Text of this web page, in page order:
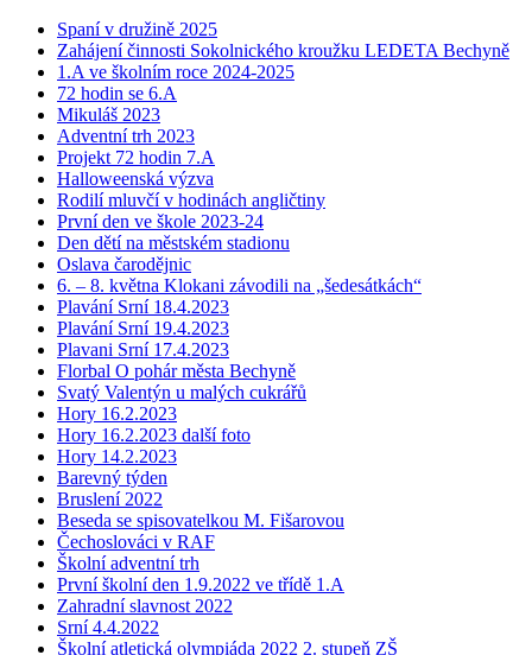
Spaní v družině 2025
Zahájení činnosti Sokolnického kroužku LEDETA Bechyně
1.A ve školním roce 2024-2025
72 hodin se 6.A
Mikuláš 2023
Adventní trh 2023
Projekt 72 hodin 7.A
Halloweenská výzva
Rodilí mluvčí v hodinách angličtiny
První den ve škole 2023-24
Den dětí na městském stadionu
Oslava čarodějnic
6. – 8. května Klokani závodili na „šedesátkách“
Plavání Srní 18.4.2023
Plavání Srní 19.4.2023
Plavani Srní 17.4.2023
Florbal O pohár města Bechyně
Svatý Valentýn u malých cukrářů
Hory 16.2.2023
Hory 16.2.2023 další foto
Hory 14.2.2023
Barevný týden
Bruslení 2022
Beseda se spisovatelkou M. Fišarovou
Čechoslováci v RAF
Školní adventní trh
První školní den 1.9.2022 ve třídě 1.A
Zahradní slavnost 2022
Srní 4.4.2022
Školní atletická olympiáda 2022 2. stupeň ZŠ